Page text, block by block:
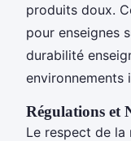
produits doux.
pour enseignes
durabilité
environnements
Régulations et
Le respect de la